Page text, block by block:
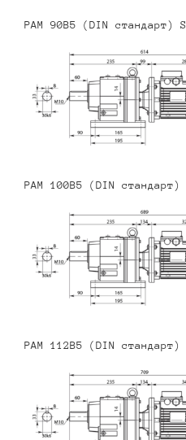
PAM 90B5 (DIN стандарт) S
PAM 100B5 (DIN стандарт)
PAM 112B5 (DIN стандарт)